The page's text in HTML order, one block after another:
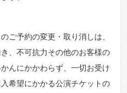
ご予約の変更・取り消しは、
、不可抗力その他のお客様の
んにかかわらず、一切お受け
希望にかかる公演チケットの